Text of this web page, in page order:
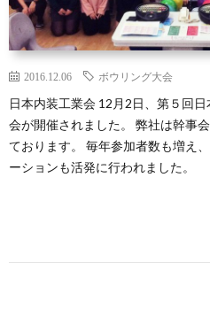
2016.12.06 ボウリング大会
日本内装工業会 12月2日、第５回
会が開催されました。 弊社は幹事
ております。 毎年参加者数も増え
ーションも活発に行われました。